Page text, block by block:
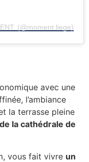
(@moment.liege)
avec une
l’ambiance
la terrasse pleine
la cathédrale de
vous fait vivre un